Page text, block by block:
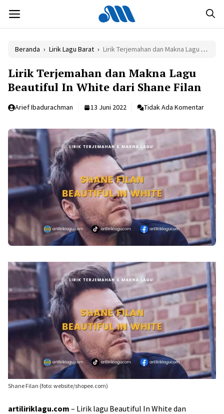
isi
MENU
Beranda › Lirik Lagu Barat › Lirik Terjemahan dan Makna Lagu Beautiful In White dari Shane Filan
Lirik Terjemahan dan Makna Lagu
Beautiful In White dari Shane Filan
Arief Ibadurachman 13 Juni 2022 Tidak Ada Komentar
Shane Filan (foto: website/shopee.com)
artiliriklagu.com – Lirik lagu Beautiful In White dan